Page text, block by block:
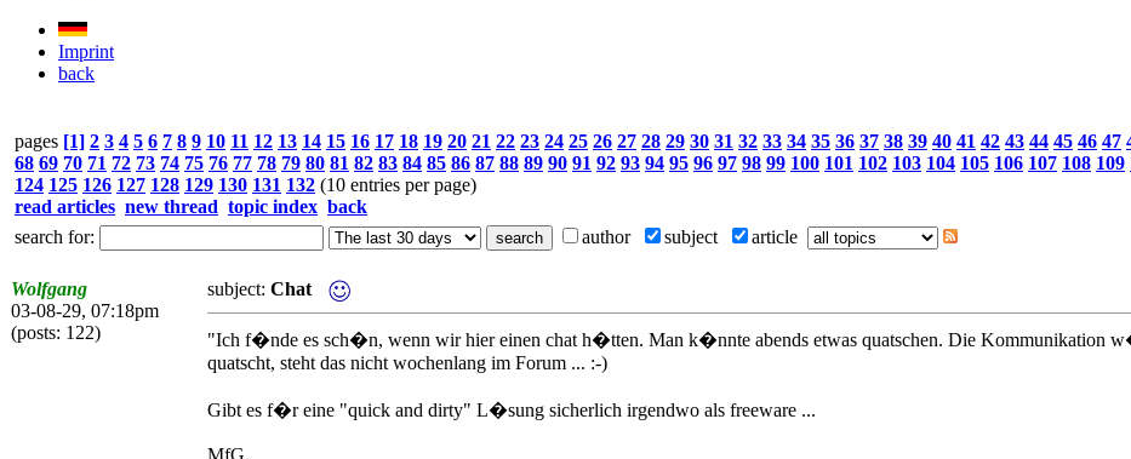
Imprint
back
pages [1] 2 3 4 5 6 7 8 9 10 11 12 13 14 15 16 17 18 19 20 21 22 23 24 25 26 27 28 29 30 31 32 33 34 35 36 37 38 39 40 41 42 43 44 45 46 47
68 69 70 71 72 73 74 75 76 77 78 79 80 81 82 83 84 85 86 87 88 89 90 91 92 93 94 95 96 97 98 99 100 101 102 103 104 105 106 107 108 109
124 125 126 127 128 129 130 131 132 (10 entries per page)
read articles new thread topic index back
search for:
author subject article
Wolfgang
03-08-29, 07:18pm
(posts: 122)
subject: Chat
"Ich f�nde es sch�n, wenn wir hier einen chat h�tten. Man k�nnte abends etwas quatschen. Die Kommunikation
quatscht, steht das nicht wochenlang im Forum ... :-)
Gibt es f�r eine "quick and dirty" L�sung sicherlich irgendwo als freeware ...
MfG,